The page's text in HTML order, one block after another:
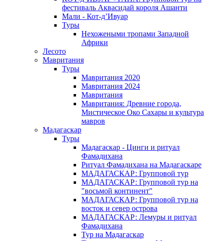
фестиваль Аквасидай короля Ашанти
Мали - Кот-д’Ивуар
Туры
Нехожеными тропами Западной
Африки
Лесото
Мавритания
Туры
Мавритания 2020
Мавритания 2024
Мавритания
Мавритания: Древние города,
Мистическое Око Сахары и культура
мавров
Мадагаскар
Туры
Мадагаскар - Цинги и ритуал
Фамадихана
Ритуал Фамадихана на Мадагаскаре
МАДАГАСКАР: Групповой тур
МАДАГАСКАР: Групповой тур на
"восьмой континент"
МАДАГАСКАР: Групповой тур на
восток и север острова
МАДАГАСКАР: Лемуры и ритуал
Фамадихана
Тур на Мадагаскар